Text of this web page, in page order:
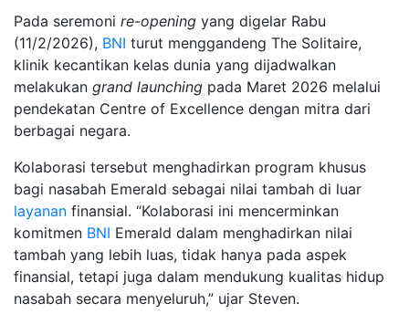
Pada seremoni re-opening yang digelar Rabu
(11/2/2026), BNI turut menggandeng The Solitaire,
klinik kecantikan kelas dunia yang dijadwalkan
melakukan grand launching pada Maret 2026 melalui
pendekatan Centre of Excellence dengan mitra dari
berbagai negara.
Kolaborasi tersebut menghadirkan program khusus
bagi nasabah Emerald sebagai nilai tambah di luar
layanan finansial. “Kolaborasi ini mencerminkan
komitmen BNI Emerald dalam menghadirkan nilai
tambah yang lebih luas, tidak hanya pada aspek
finansial, tetapi juga dalam mendukung kualitas hidup
nasabah secara menyeluruh,” ujar Steven.